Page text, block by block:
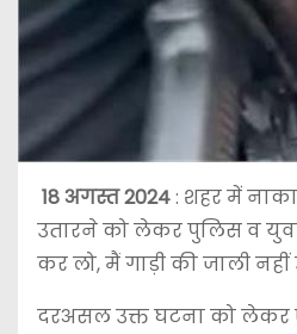
18 अगस्त 2024: शहर में
उतारने को लेकर पुलिस व
कर लो, मैं गाड़ी की जाली नहीं
दरअसल उक्त घटना को लेकर